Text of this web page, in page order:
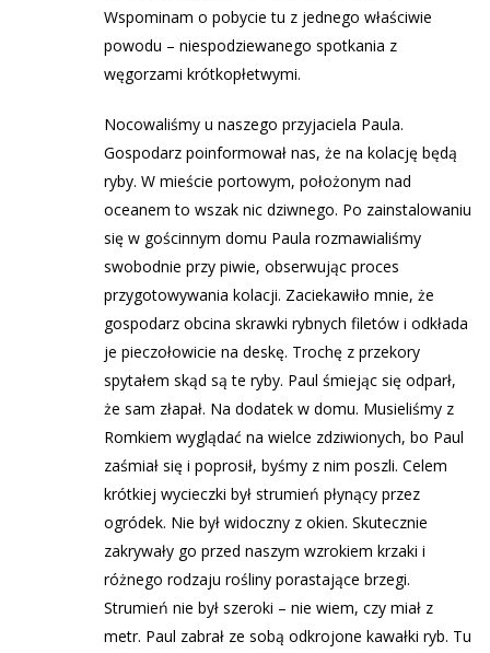
Wspominam o pobycie tu z jednego właściwie
powodu – niespodziewanego spotkania z
węgorzami krótkopłetwymi.
Nocowaliśmy u naszego przyjaciela Paula.
Gospodarz poinformował nas, że na kolację będą
ryby. W mieście portowym, położonym nad
oceanem to wszak nic dziwnego. Po zainstalowaniu
się w gościnnym domu Paula rozmawialiśmy
swobodnie przy piwie, obserwując proces
przygotowywania kolacji. Zaciekawiło mnie, że
gospodarz obcina skrawki rybnych filetów i odkłada
je pieczołowicie na deskę. Trochę z przekory
spytałem skąd są te ryby. Paul śmiejąc się odparł,
że sam złapał. Na dodatek w domu. Musieliśmy z
Romkiem wyglądać na wielce zdziwionych, bo Paul
zaśmiał się i poprosił, byśmy z nim poszli. Celem
krótkiej wycieczki był strumień płynący przez
ogródek. Nie był widoczny z okien. Skutecznie
zakrywały go przed naszym wzrokiem krzaki i
różnego rodzaju rośliny porastające brzegi.
Strumień nie był szeroki – nie wiem, czy miał z
metr. Paul zabrał ze sobą odkrojone kawałki ryb. Tu